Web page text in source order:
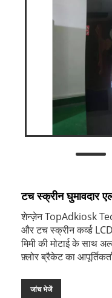
टच स्क्रीन घुमावदार
शेन्ज़ेन TopAdkiosk
और टच स्क्रीन कर्व्ड
मिमी की मोटाई के साथ
फ़्लोर ब्रैकेट का
जांच भेजें